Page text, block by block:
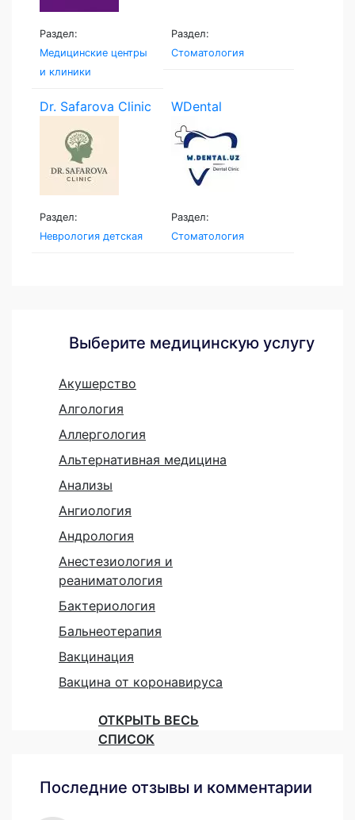
Раздел:
Медицинские центры
и клиники
Раздел:
Стоматология
Dr. Safarova Clinic
Раздел:
Неврология детская
WDental
Раздел:
Стоматология
Выберите медицинскую услугу
Акушерство
Алгология
Аллергология
Альтернативная медицина
Анализы
Ангиология
Андрология
Анестезиология и
реаниматология
Бактериология
Бальнеотерапия
Вакцинация
Вакцина от коронавируса
ОТКРЫТЬ ВЕСЬ
СПИСОК
Последние отзывы и комментарии